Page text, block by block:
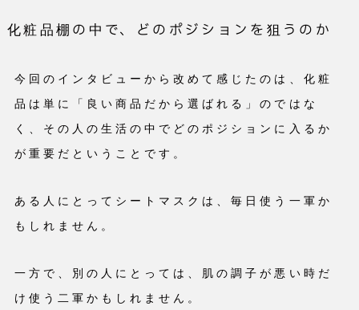
化粧品棚の中で、どのポジションを狙うのか
今回のインタビューから改めて感じたのは、化粧
品は単に「良い商品だから選ばれる」のではな
く、その人の生活の中でどのポジションに入るか
が重要だということです。
ある人にとってシートマスクは、毎日使う一軍か
もしれません。
一方で、別の人にとっては、肌の調子が悪い時だ
け使う二軍かもしれません。